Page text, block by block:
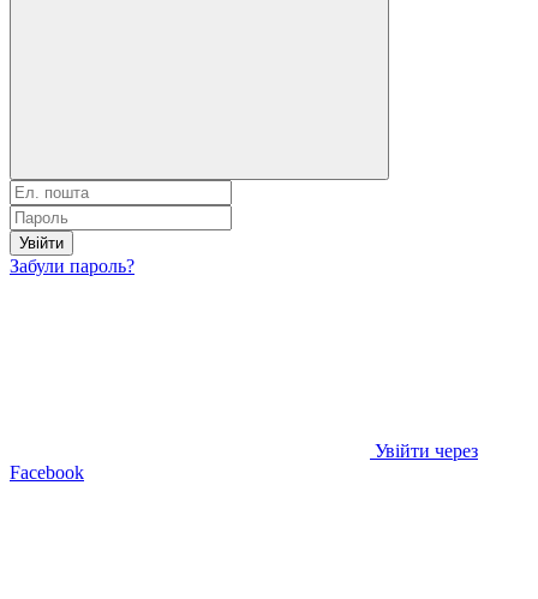
Увійти
Забули пароль?
Увійти через
Facebook